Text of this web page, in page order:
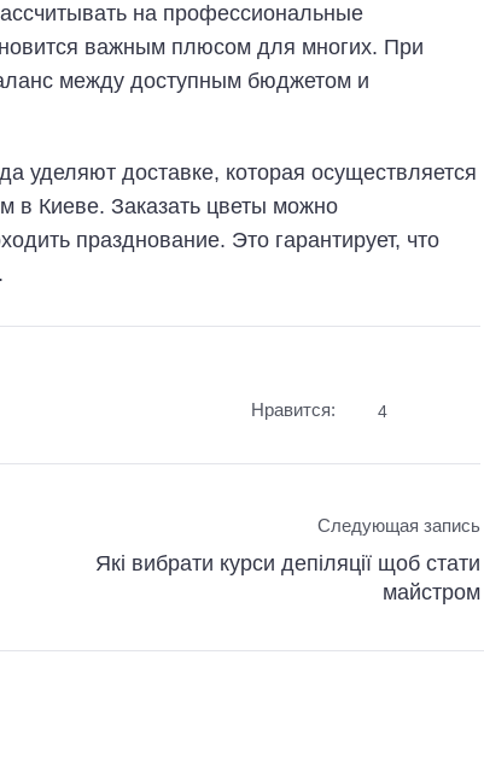
на профессиональные
важным плюсом для многих. При
между доступным бюджетом и
уделяют доставке, которая осуществляется
в Киеве. Заказать цветы можно
празднование. Это гарантирует, что
Нравится: 4
Следующая запись
Які вибрати курси депіляції щоб стати
майстром